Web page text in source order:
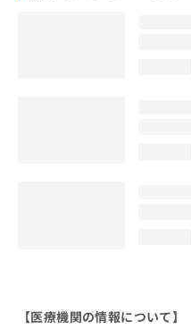
【医療機関の情報について】